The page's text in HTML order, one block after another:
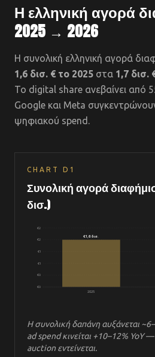
Η ελληνική αγορά
2025 → 2026
Η συνολική ελληνική αγορά
1,6 δισ. € το 2025 στα 1,7 δισ.
Το digital share ανεβαίνει από
Google και Meta
ψηφιακού spend.
CHART D1
Συνολική αγορά
δισ.)
€2
€2
€1
€1
€0
€0
€1,6 δισ.
2025
Η συνολική δαπάνη αυξάνεται
ad spend κινείται +10–12% YoY
auction εντείνεται.